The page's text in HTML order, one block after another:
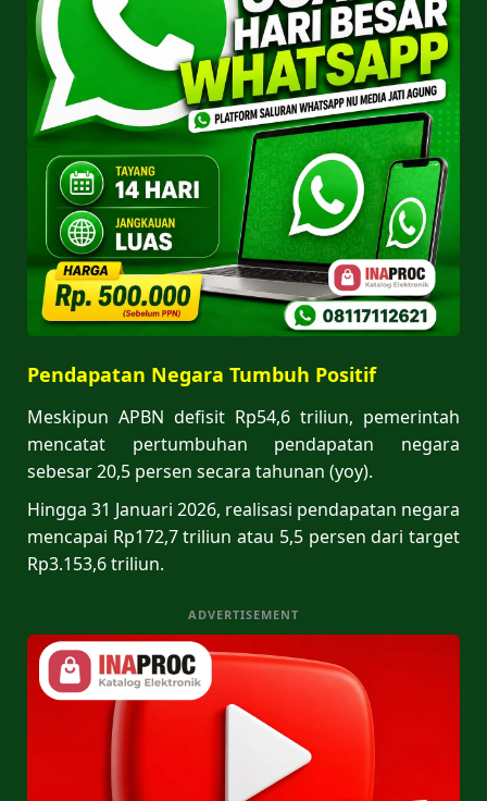
Pendapatan Negara Tumbuh Positif
Meskipun APBN defisit Rp54,6 triliun, pemerintah
mencatat pertumbuhan pendapatan negara
sebesar 20,5 persen secara tahunan (yoy).
Hingga 31 Januari 2026, realisasi pendapatan negara
mencapai Rp172,7 triliun atau 5,5 persen dari target
Rp3.153,6 triliun.
ADVERTISEMENT